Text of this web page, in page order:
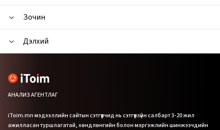
Зочин
Дэлхий
АНАЛИЗ АГЕНТЛАГ
iToim.mn мэдээллийн сайтын сэтгүүлчид нь сэтгүүлзүйн салбарт 3-20 жил
ажилласан туршлагатай, хөндлөнгийн болон мэргэжлийн шинжээчдийн